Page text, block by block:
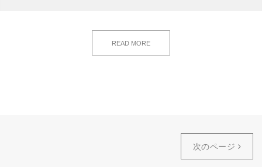
READ MORE
次のページ